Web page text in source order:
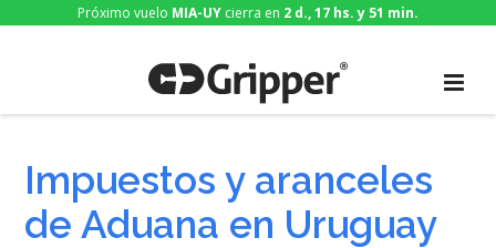
Próximo vuelo MIA-UY cierra en 2 d., 17 hs. y 51 min.
Impuestos y aranceles
de Aduana en Uruguay